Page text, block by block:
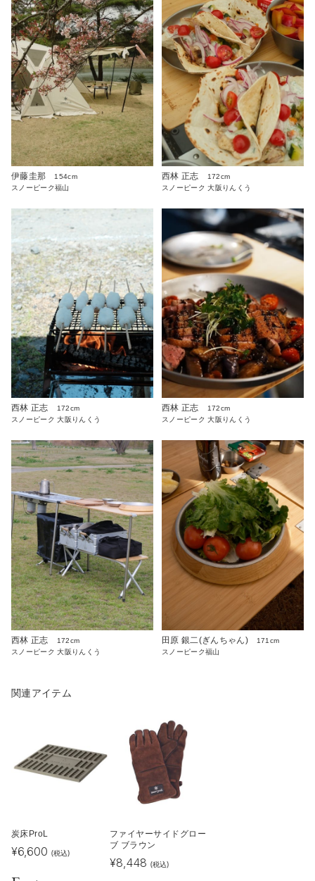
伊藤圭那
154cm
スノーピーク福山
西林 正志
172cm
スノーピーク 大阪りんくう
西林 正志
172cm
スノーピーク 大阪りんくう
西林 正志
172cm
スノーピーク 大阪りんくう
西林 正志
172cm
スノーピーク 大阪りんくう
田原 銀二(ぎんちゃん)
171cm
スノーピーク福山
関連アイテム
炭床ProL
¥6,600 (税込)
ファイヤーサイドグロー
ブ ブラウン
¥8,448 (税込)